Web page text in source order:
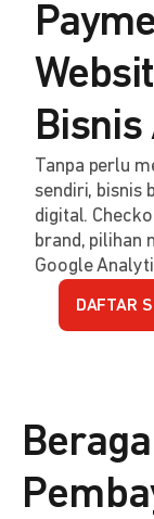
Bisnis
Tanpa perlu
sendiri, bisnis
digital.
brand, pilihan
Google
DAFTAR